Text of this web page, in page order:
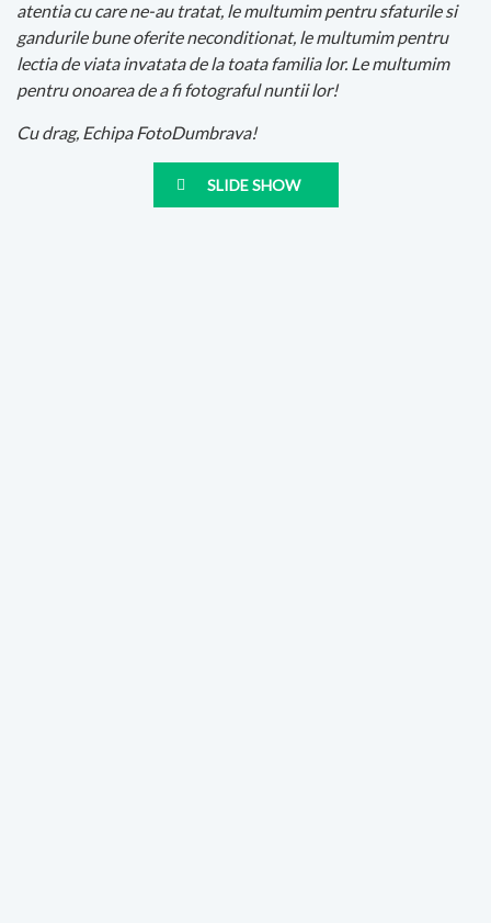
atentia cu care ne-au tratat, le multumim pentru sfaturile si
gandurile bune oferite neconditionat, le multumim pentru
lectia de viata invatata de la toata familia lor. Le multumim
pentru onoarea de a fi fotograful nuntii lor!
Cu drag, Echipa FotoDumbrava!
SLIDE SHOW